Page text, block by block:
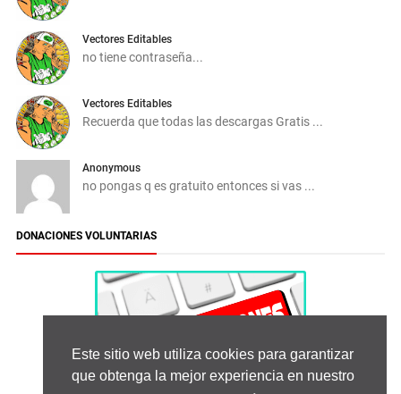
Este sitio web utiliza cookies para garantizar
que obtenga la mejor experiencia en nuestro
Vectores Editables
no tiene contraseña...
Vectores Editables
Recuerda que todas las descargas Gratis ...
Anonymous
no pongas q es gratuito entonces si vas ...
DONACIONES VOLUNTARIAS